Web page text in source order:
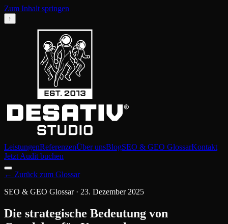
Zum Inhalt springen
↑
LeistungenReferenzenÜber unsBlogSEO & GEO GlossarKontakt
Jetzt Audit buchen
← Zurück zum Glossar
SEO & GEO Glossar· 23. Dezember 2025
Die strategische Bedeutung von